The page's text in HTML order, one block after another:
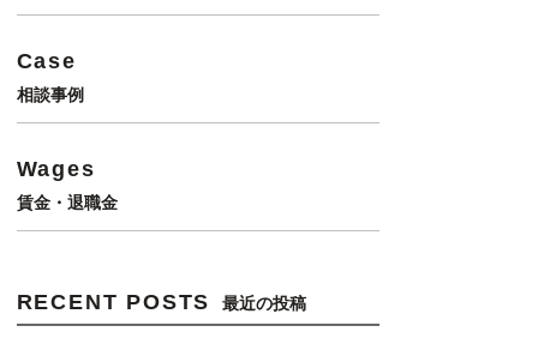
Case
相談事例
Wages
賃金・退職金
RECENT POSTS 最近の投稿